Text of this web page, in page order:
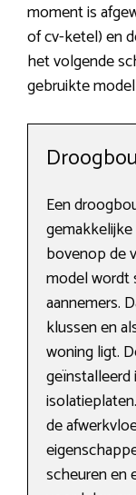
moment is
of cv-ketel) en
het volgende
gebruikte
Een
bovenop de
model wordt
aannemers.
klussen en
woning ligt.
de
scheuren en